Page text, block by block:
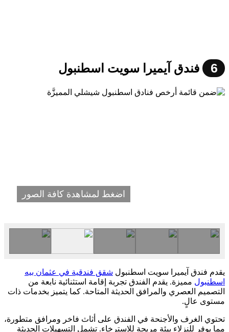
6 فندق آيميرا سويت اسطنبول
اضغط لمشاهدة كافة الصور
يقدم فندق آيميرا سويت اسطنبول شقق فندقية في عثمان بيه
اسطنبول مميزة. يقدم الفندق تجربة إقامة استثنائية نابعة من
التصميم العصري والمرافق الحديثة المتاحة. كما يتميز بخدمات ذات
مستوى عالٍ.
تحتوي الغرف والأجنحة في الفندق على أثاث فاخر ومرافق متطورة،
مما يوفر للنزلاء بيئة مريحة للاسترخاء. تشمل التسهيلات الحديثة